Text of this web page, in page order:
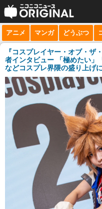
サービス一覧
niconico
動画
生放送
チャンネル
ニコニコQ
アニメ マンガ どうぶつ
『コスプレイヤー・オブ・ザ
者インタビュー 「極めたい」
などコスプレ界隈の盛り上げ